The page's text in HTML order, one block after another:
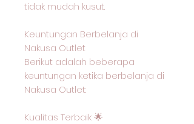
tidak mudah kusut.
Keuntungan Berbelanja di
Nakusa Outlet
Berikut adalah beberapa
keuntungan ketika berbelanja di
Nakusa Outlet:
Kualitas Terbaik 🌟